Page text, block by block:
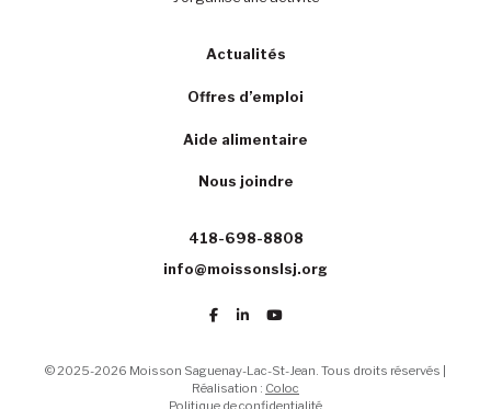
Actualités
Offres d’emploi
Aide alimentaire
Nous joindre
418-698-8808
info@moissonslsj.org
© 2025-2026 Moisson Saguenay-Lac-St-Jean. Tous droits réservés |
Réalisation : Coloc
Politique de confidentialité